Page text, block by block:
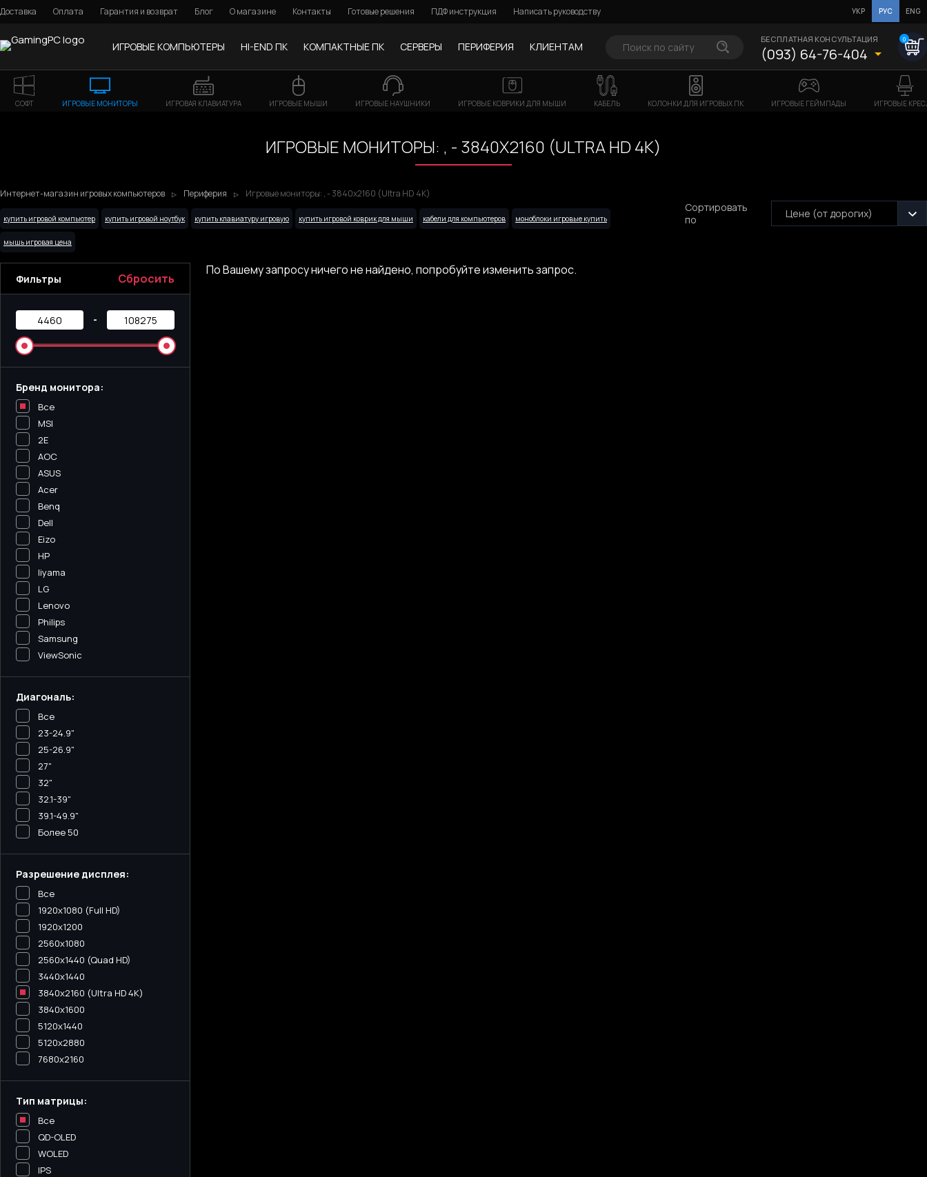
Доставка Оплата Гарантия и возврат Блог О магазине Контакты Готовые решения ПДФ инструкция Написать руководству УКР РУС ENG
ИГРОВЫЕ КОМПЬЮТЕРЫ HI-END ПК КОМПАКТНЫЕ ПК СЕРВЕРЫ ПЕРИФЕРИЯ КЛИЕНТАМ
БЕСПЛАТНАЯ КОНСУЛЬТАЦИЯ
(093) 64-76-404
0
СОФТ ИГРОВЫЕ МОНИТОРЫ ИГРОВАЯ КЛАВИАТУРА ИГРОВЫЕ МЫШИ ИГРОВЫЕ НАУШНИКИ ИГРОВЫЕ КОВРИКИ ДЛЯ МЫШИ КАБЕЛЬ КОЛОНКИ ДЛЯ ИГРОВЫХ ПК ИГРОВЫЕ ГЕЙМПАДЫ ИГРОВЫЕ
ИГРОВЫЕ МОНИТОРЫ: , - 3840X2160 (ULTRA HD 4K)
Интернет-магазин игровых компьютеров Периферия Игровые мониторы: , - 3840x2160 (Ultra HD 4K)
купить игровой компьютер купить игровой ноутбук купить клавиатуру игровую купить игровой коврик для мыши кабели для компьютеров моноблоки игровые купить
мышь игровая цена
Сортировать
по
Цене (от дорогих)
Фильтры Сбросить
-
Бренд монитора:
Все
MSI
2E
AOC
ASUS
Acer
Benq
Dell
Eizo
HP
Iiyama
LG
Lenovo
Philips
Samsung
ViewSonic
Диагональ:
Все
23-24.9"
25-26.9"
27"
32"
32.1-39"
39.1-49.9"
Более 50
Разрешение дисплея:
Все
1920x1080 (Full HD)
1920x1200
2560x1080
2560x1440 (Quad HD)
3440х1440
3840x2160 (Ultra HD 4K)
3840x1600
5120x1440
5120х2880
7680x2160
Тип матрицы:
Все
QD-OLED
WOLED
IPS
По Вашему запросу ничего не найдено, попробуйте изменить запрос.